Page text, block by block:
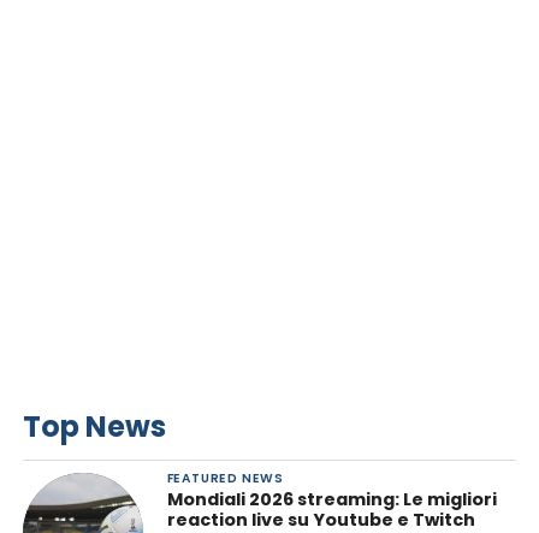
Top News
FEATURED NEWS
Mondiali 2026 streaming: Le migliori
reaction live su Youtube e Twitch